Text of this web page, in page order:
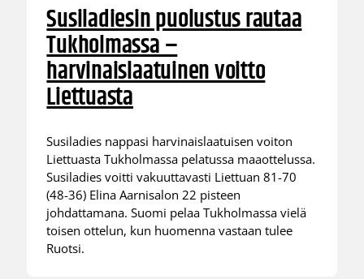
Susiladiesin puolustus rautaa
Tukholmassa –
harvinaislaatuinen voitto
Liettuasta
Susiladies nappasi harvinaislaatuisen voiton
Liettuasta Tukholmassa pelatussa maaottelussa.
Susiladies voitti vakuuttavasti Liettuan 81-70
(48-36) Elina Aarnisalon 22 pisteen
johdattamana. Suomi pelaa Tukholmassa vielä
toisen ottelun, kun huomenna vastaan tulee
Ruotsi.